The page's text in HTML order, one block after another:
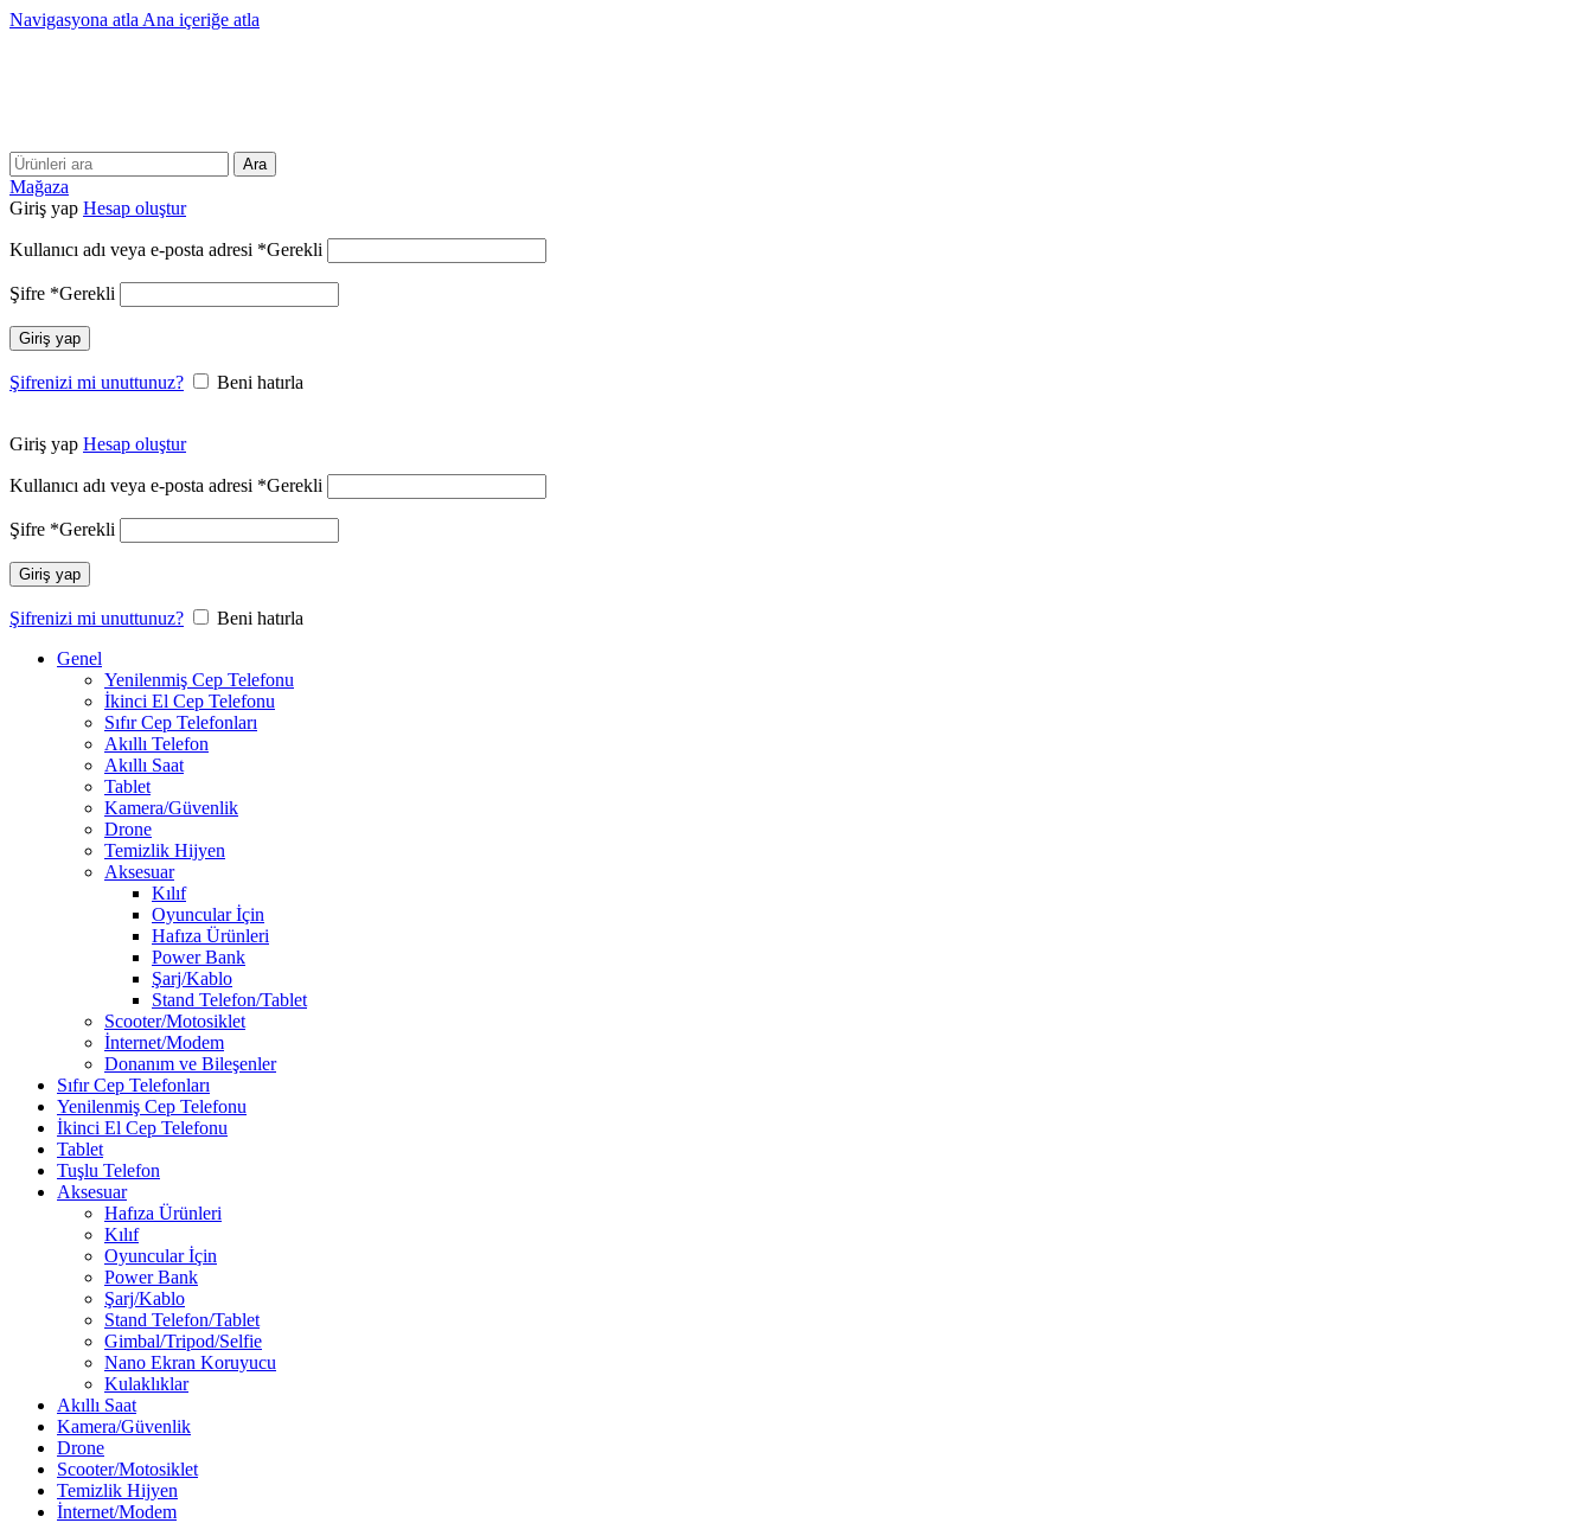
Navigasyona atla Ana içeriğe atla
Ara
Mağaza
Giriş yap Hesap oluştur
Kullanıcı adı veya e-posta adresi *Gerekli
Şifre *Gerekli
Giriş yap
Şifrenizi mi unuttunuz? Beni hatırla
Giriş yap Hesap oluştur
Kullanıcı adı veya e-posta adresi *Gerekli
Şifre *Gerekli
Giriş yap
Şifrenizi mi unuttunuz?
Beni hatırla
Genel
Yenilenmiş Cep Telefonu
İkinci El Cep Telefonu
Sıfır Cep Telefonları
Akıllı Telefon
Akıllı Saat
Tablet
Kamera/Güvenlik
Drone
Temizlik Hijyen
Aksesuar
Kılıf
Oyuncular İçin
Hafıza Ürünleri
Power Bank
Şarj/Kablo
Stand Telefon/Tablet
Scooter/Motosiklet
İnternet/Modem
Donanım ve Bileşenler
Sıfır Cep Telefonları
Yenilenmiş Cep Telefonu
İkinci El Cep Telefonu
Tablet
Tuşlu Telefon
Aksesuar
Hafıza Ürünleri
Kılıf
Oyuncular İçin
Power Bank
Şarj/Kablo
Stand Telefon/Tablet
Gimbal/Tripod/Selfie
Nano Ekran Koruyucu
Kulaklıklar
Akıllı Saat
Kamera/Güvenlik
Drone
Scooter/Motosiklet
Temizlik Hijyen
İnternet/Modem